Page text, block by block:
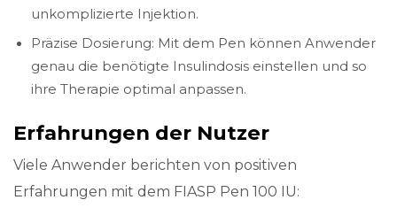
unkomplizierte Injektion.
Präzise Dosierung: Mit dem Pen können Anwender
genau die benötigte Insulindosis einstellen und so
ihre Therapie optimal anpassen.
Erfahrungen der Nutzer
Viele Anwender berichten von positiven
Erfahrungen mit dem FIASP Pen 100 IU: